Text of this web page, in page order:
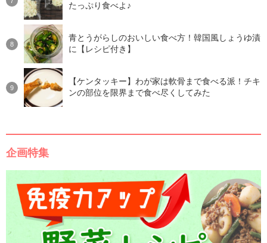
たっぷり食べよ♪
青とうがらしのおいしい食べ方！韓国風しょうゆ漬
に【レシピ付き】
【ケンタッキー】わが家は軟骨まで食べる派！チキ
ンの部位を限界まで食べ尽くしてみた
企画特集